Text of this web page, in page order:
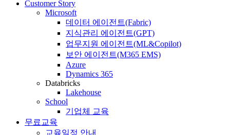
Customer Story
Microsoft
데이터 에이전트(Fabric)
지식관리 에이전트(GPT)
업무지원 에이전트(ML&Copilot)
보안 에이전트(M365 EMS)
Azure
Dynamics 365
Databricks
Lakehouse
School
기업체 교육
무료교육
교육일정 안내